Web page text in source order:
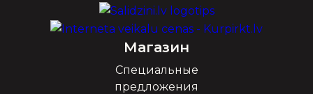
Магазин
Специальные
предложения